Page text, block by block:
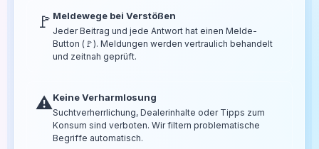
🚩 Meldewege bei Verstößen
Jeder Beitrag und jede Antwort hat einen Melde-
Button (🚩). Meldungen werden vertraulich behandelt
und zeitnah geprüft.
⚠️Keine Verharmlosung
Suchtverherrlichung, Dealerinhalte oder Tipps zum
Konsum sind verboten. Wir filtern problematische
Begriffe automatisch.